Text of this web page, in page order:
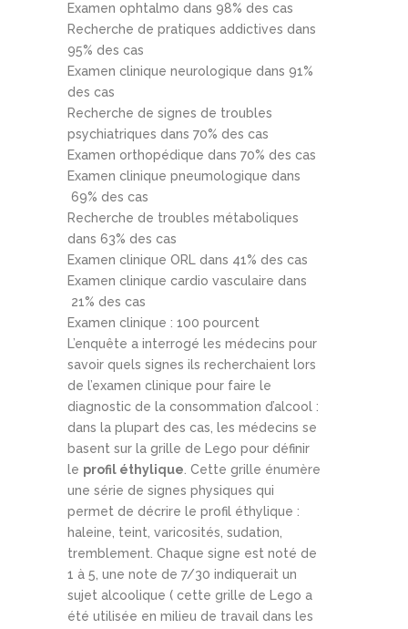
Examen ophtalmo dans 98% des cas
Recherche de pratiques addictives dans
95% des cas
Examen clinique neurologique dans 91%
des cas
Recherche de signes de troubles
psychiatriques dans 70% des cas
Examen orthopédique dans 70% des cas
Examen clinique pneumologique dans
69% des cas
Recherche de troubles métaboliques
dans 63% des cas
Examen clinique ORL dans 41% des cas
Examen clinique cardio vasculaire dans
21% des cas
Examen clinique : 100 pourcent
L’enquête a interrogé les médecins pour
savoir quels signes ils recherchaient lors
de l’examen clinique pour faire le
diagnostic de la consommation d’alcool :
dans la plupart des cas, les médecins se
basent sur la grille de Lego pour définir
le profil éthylique. Cette grille énumère
une série de signes physiques qui
permet de décrire le profil éthylique :
haleine, teint, varicosités, sudation,
tremblement. Chaque signe est noté de
1 à 5, une note de 7/30 indiquerait un
sujet alcoolique ( cette grille de Lego a
été utilisée en milieu de travail dans les